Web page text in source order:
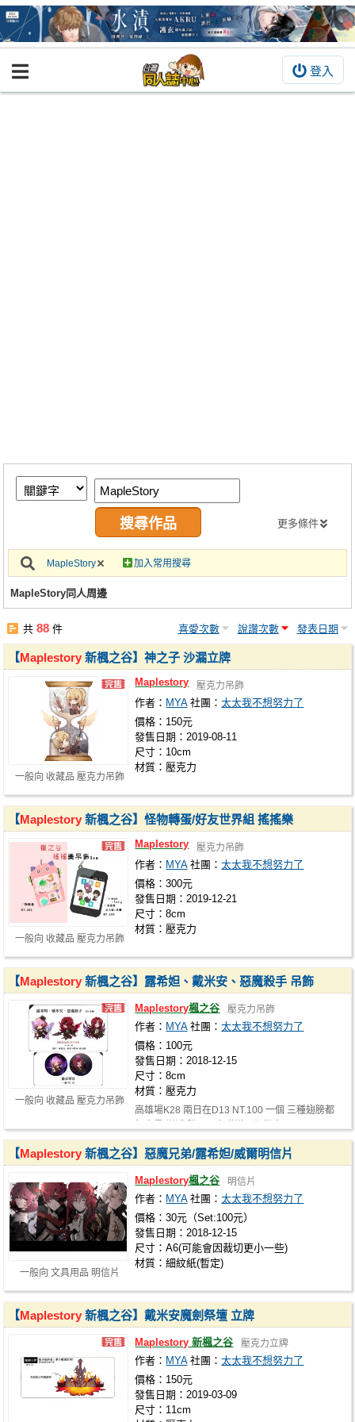
登入
BOOKY書集倉庫
繪圖藝廊
交流中心
攤位轉讓區
會員功能選單
註冊會員
更多條件
MapleStory 加入常用搜尋
MapleStory同人周邊
共88 件 喜愛次數 說讚次數 發表日期
一般向 收藏品 壓克力吊飾
【Maplestory 新楓之谷】神之子 沙漏立牌
Maplestory 壓克力吊飾
作者： MYA 社團：太太我不想努力了
價格：150元
發售日期：2019-08-11
尺寸：10cm
材質：壓克力
一般向 收藏品 壓克力吊飾
【Maplestory 新楓之谷】怪物轉蛋/好友世界組 搖搖樂
Maplestory 壓克力吊飾
作者： MYA 社團：太太我不想努力了
價格：300元
發售日期：2019-12-21
尺寸：8cm
材質：壓克力
一般向 收藏品 壓克力吊飾
【Maplestory 新楓之谷】露希妲、戴米安、惡魔殺手 吊飾
Maplestory楓之谷 壓克力吊飾
作者： MYA 社團：太太我不想努力了
價格：100元
發售日期：2018-12-15
尺寸：8cm
材質：壓克力
高雄場K28 兩日在D13 NT.100 一個 三種翅膀都
一般向 文具用品 明信片
【Maplestory 新楓之谷】惡魔兄弟/露希妲/威爾明信片
Maplestory楓之谷 明信片
作者： MYA 社團：太太我不想努力了
價格：30元（Set:100元）
發售日期：2018-12-15
尺寸：A6(可能會因裁切更小一些)
材質：細紋紙(暫定)
【Maplestory 新楓之谷】戴米安魔劍祭壇 立牌
Maplestory 新楓之谷 壓克力立牌
作者： MYA 社團：太太我不想努力了
價格：150元
發售日期：2019-03-09
尺寸：11cm